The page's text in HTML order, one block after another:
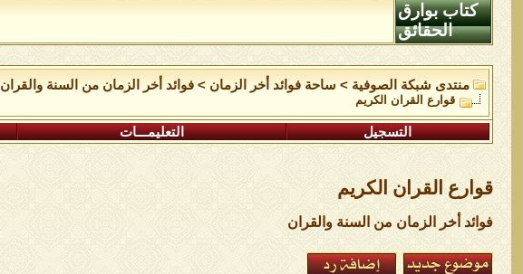
كتاب بوارق
الحقائق
منتدى شبكة الصوفية > ساحة فوائد أخر الزمان >فوائد أخر الزمان من السنة والقران
قوارع القران الكريم
التسجيل التعليمـــات
قوارع القران الكريم
فوائد أخر الزمان من السنة والقران